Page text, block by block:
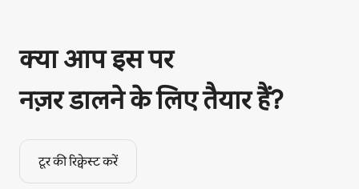
क्या आप इस पर
नज़र डालने के लिए तैयार हैं?
टूर की रिक्वेस्ट करें